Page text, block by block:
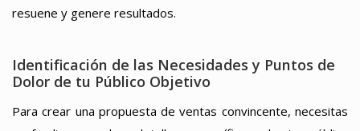
resuene y genere resultados.
Identificación de las Necesidades y Puntos de
Dolor de tu Público Objetivo
Para crear una propuesta de ventas convincente, necesitas